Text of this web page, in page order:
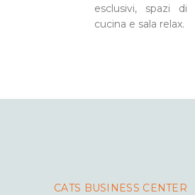
esclusivi, spazi di
cucina e sala relax.
CATS BUSINESS CENTER